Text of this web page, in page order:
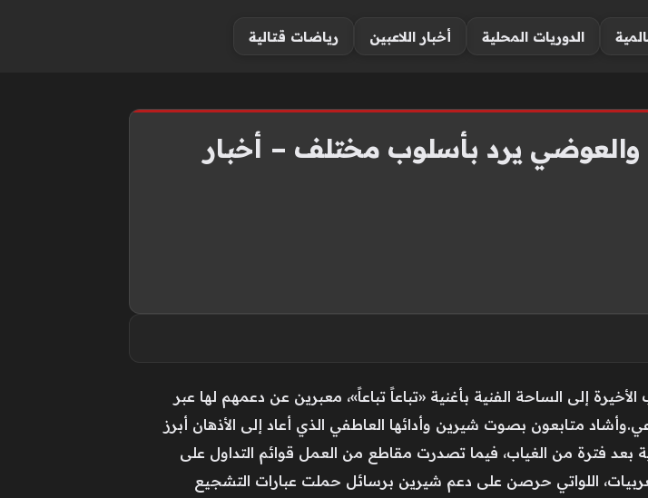
الدوريات المحلية أخبار اللاعبين رياضات قتالية
والعوضي يرد بأسلوب مختلف – أخبار
إلى الساحة الفنية بأغنية «تباعاً تباعاً»، معبرين عن دعمهم لها عبر
متابعون بصوت شيرين وأدائها العاطفي الذي أعاد إلى الأذهان أبرز
بعد فترة من الغياب، فيما تصدرت مقاطع من العمل قوائم التداول على
اللواتي حرصن على دعم شيرين برسائل حملت عبارات التشجيع